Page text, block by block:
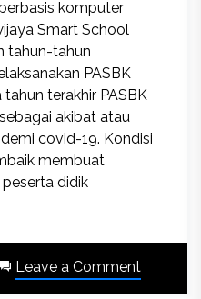
komputer
Smart School
tahun-tahun
PASBK
terakhir PASBK
akibat atau
covid-19. Kondisi
membuat
didik
Leave a Comment